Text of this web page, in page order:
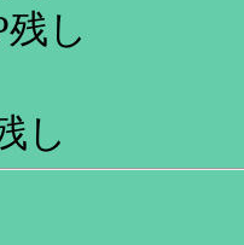
残し
し